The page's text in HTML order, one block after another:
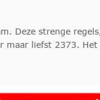
Deze strenge
maar liefst 2373.